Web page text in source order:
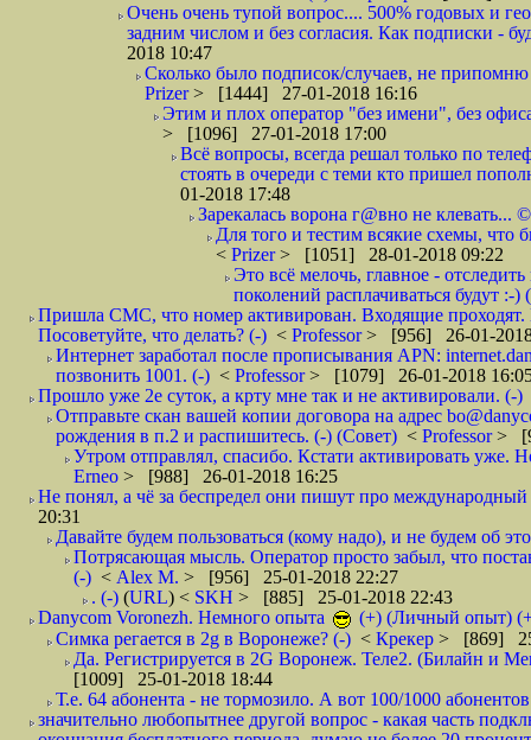
Очень очень тупой вопрос.... 500% годовых и
задним числом и без согласия. Как подписки -
2018 10:47
Сколько было подписок/случаев, не
Prizer> [1444] 27-01-2018 16:16
Этим и плох оператор "без имени", без
> [1096] 27-01-2018 17:00
Всё вопросы, всегда решал только по
стоять в очереди с теми кто пришел
01-2018 17:48
Зарекалась ворона г@вно не клевать...
Для того и тестим всякие схемы, что
< Prizer> [1051] 28-01-2018 09:22
Это всё мелочь, главное -
поколений расплачиваться будут :-)
Пришла СМС, что номер активирован. Входящие проходят.
Посоветуйте, что делать? (-) < Professor> [956] 26-01-
Интернет заработал после прописывания APN:
позвонить 1001. (-) < Professor> [1079] 26-01-2018
Прошло уже 2е суток, а крту мне так и не активировали. (-)
Отправьте скан вашей копии договора на адрес
рождения в п.2 и распишитесь. (-) (Совет) < Professor>
Утром отправлял, спасибо. Кстати активировать уже.
Erneo > [988] 26-01-2018 16:25
Не понял, а чё за беспредел они пишут про
20:31
Давайте будем пользоваться (кому надо), и не будем об
Потрясающая мысль. Оператор просто забыл, что
(-) < Alex M. > [956] 25-01-2018 22:27
. (-) (URL) < SKH > [885] 25-01-2018 22:43
Danycom Voronezh. Немного опыта
(+) (Личный опыт)
Симка регается в 2g в Воронеже? (-) < Крекер > [869]
Да. Регистрируется в 2G Воронеж. Теле2. (Билайн и
[1009] 25-01-2018 18:44
Т.е. 64 абонента - не тормозило. А вот 100/1000
значительно любопытнее другой вопрос - какая часть